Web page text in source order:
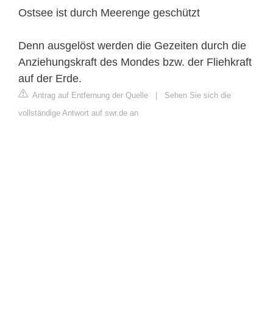
Ostsee ist durch Meerenge geschützt
Denn ausgelöst werden die Gezeiten durch die
Anziehungskraft des Mondes bzw. der Fliehkraft
auf der Erde.
Antrag auf Entfernung der Quelle | Sehen Sie sich die
vollständige Antwort auf swr.de an